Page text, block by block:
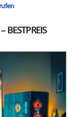
BESTPREIS